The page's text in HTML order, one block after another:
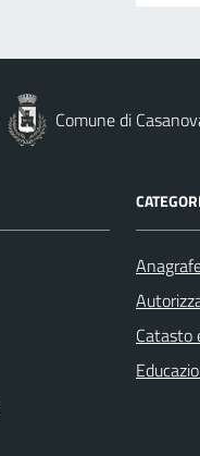
Comune di
Catasto